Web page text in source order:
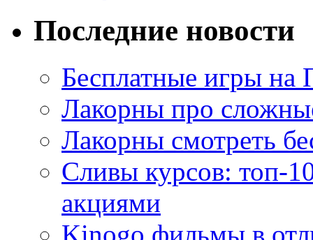
Последние новости
Бесплатные игры на
Лакорны про
Лакорны смотреть
Сливы курсов: топ-
акциями